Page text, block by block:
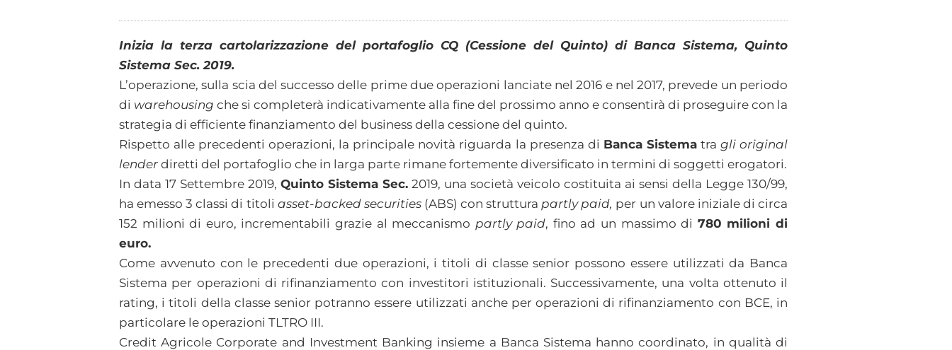
Inizia la terza cartolarizzazione del portafoglio CQ (Cessione del Quinto) di Banca Sistema, Quinto
Sistema Sec. 2019.
L’operazione, sulla scia del successo delle prime due operazioni lanciate nel 2016 e nel 2017, prevede un periodo
di warehousing che si completerà indicativamente alla fine del prossimo anno e consentirà di proseguire con la
strategia di efficiente finanziamento del business della cessione del quinto.
Rispetto alle precedenti operazioni, la principale novità riguarda la presenza di Banca Sistematra gli original
lender diretti del portafoglio che in larga parte rimane fortemente diversificato in termini di soggetti erogatori.
In data 17 Settembre 2019, Quinto Sistema Sec. 2019, una società veicolo costituita ai sensi della Legge 130/99,
ha emesso 3 classi di titoli asset-backed securities(ABS) con struttura partly paid, per un valore iniziale di circa
152 milioni di euro, incrementabili grazie al meccanismo partly paid, fino ad un massimo di 780 milioni di
euro.
Come avvenuto con le precedenti due operazioni, i titoli di classe senior possono essere utilizzati da Banca
Sistema per operazioni di rifinanziamento con investitori istituzionali. Successivamente, una volta ottenuto il
rating, i titoli della classe senior potranno essere utilizzati anche per operazioni di rifinanziamento con BCE, in
particolare le operazioni TLTRO III.
Credit Agricole Corporate and Investment Banking insieme a Banca Sistema hanno coordinato, in qualità di